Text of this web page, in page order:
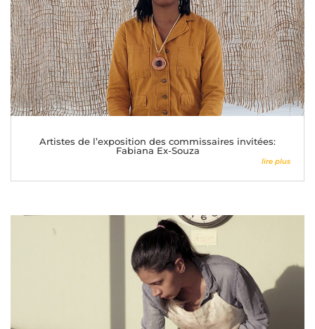
Artistes de l’exposition des commissaires invitées:
Fabiana Ex-Souza
lire plus